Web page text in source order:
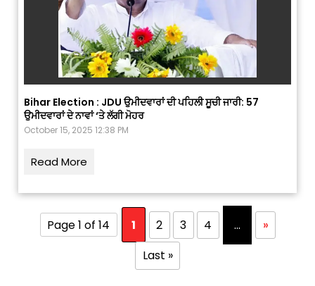
Bihar Election : JDU ਉਮੀਦਵਾਰਾਂ ਦੀ ਪਹਿਲੀ ਸੂਚੀ ਜਾਰੀ: 57
ਉਮੀਦਵਾਰਾਂ ਦੇ ਨਾਵਾਂ ‘ਤੇ ਲੱਗੀ ਮੋਹਰ
October 15, 2025 12:38 PM
Read More
Page 1 of 14 1 2 3 4 ...
»
Last »